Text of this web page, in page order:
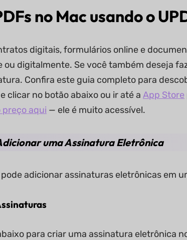
no Mac usando o
digitais, formulários online e
digitalmente. Se você também deseja
Confira este guia completo para
clicar no botão abaixo ou ir até a App Store
preço aqui — ele é muito acessível.
uma Assinatura Eletrônica
adicionar assinaturas eletrônicas em
para criar uma assinatura eletrônica